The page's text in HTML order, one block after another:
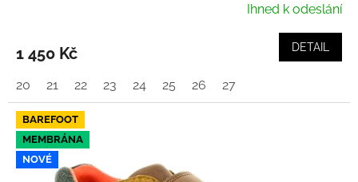
Ihned k odeslání
1 450 Kč DETAIL
20 21 22 23 24 25 26 27
BAREFOOT
MEMBRÁNA
NOVÉ